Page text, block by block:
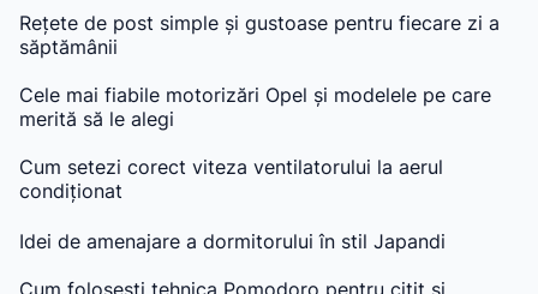
Rețete de post simple și gustoase pentru fiecare zi a
săptămânii
Cele mai fiabile motorizări Opel și modelele pe care
merită să le alegi
Cum setezi corect viteza ventilatorului la aerul
condiționat
Idei de amenajare a dormitorului în stil Japandi
Cum folosești tehnica Pomodoro pentru citit și